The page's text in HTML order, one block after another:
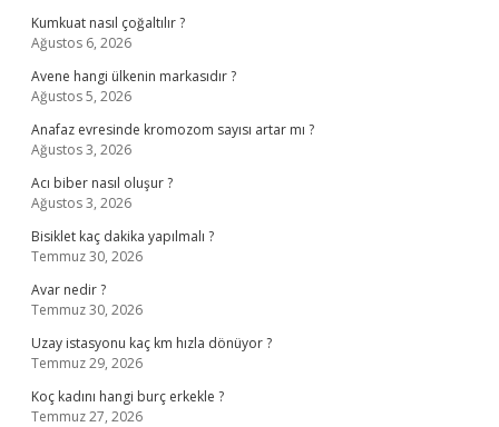
Kumkuat nasıl çoğaltılır ?
Ağustos 6, 2026
Avene hangi ülkenin markasıdır ?
Ağustos 5, 2026
Anafaz evresinde kromozom sayısı artar mı ?
Ağustos 3, 2026
Acı biber nasıl oluşur ?
Ağustos 3, 2026
Bisiklet kaç dakika yapılmalı ?
Temmuz 30, 2026
Avar nedir ?
Temmuz 30, 2026
Uzay istasyonu kaç km hızla dönüyor ?
Temmuz 29, 2026
Koç kadını hangi burç erkekle ?
Temmuz 27, 2026